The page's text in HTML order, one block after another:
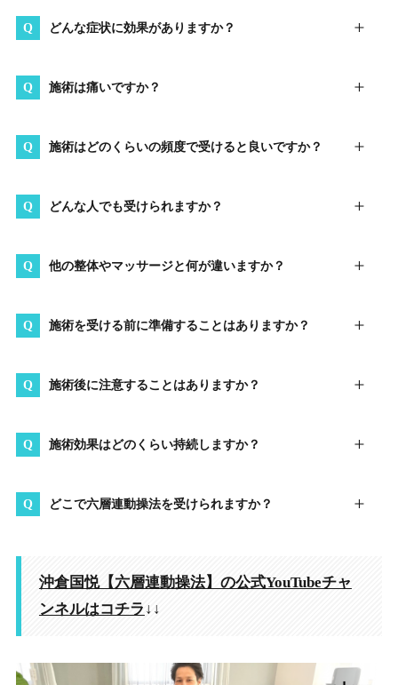
どんな症状に効果がありますか？
施術は痛いですか？
施術はどのくらいの頻度で受けると良いですか？
どんな人でも受けられますか？
他の整体やマッサージと何が違いますか？
施術を受ける前に準備することはありますか？
施術後に注意することはありますか？
施術効果はどのくらい持続しますか？
どこで六層連動操法を受けられますか？
沖倉国悦【六層連動操法】の公式YouTubeチャ
ンネルはコチラ ↓↓